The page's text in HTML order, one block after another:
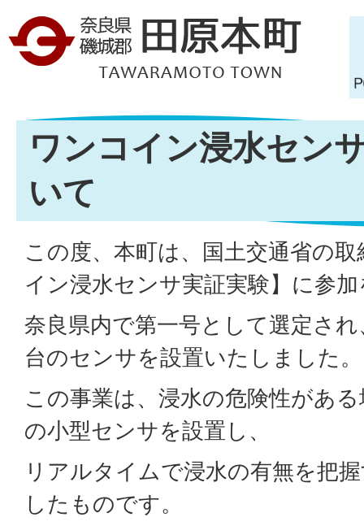
ワンコイン浸水セン
いて
この度、本町は、国土交通省の
イン浸水センサ実証実験】に参
奈良県内で第一号として選定さ
台のセンサを設置いたしました。
この事業は、浸水の危険性があ
の小型センサを設置し、
リアルタイムで浸水の有無を把
したものです。